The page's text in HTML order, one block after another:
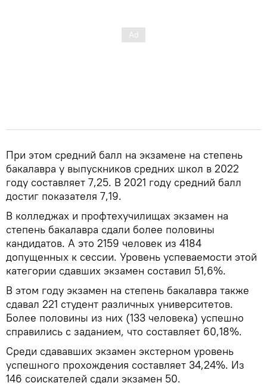
При этом средний балл на экзамене на степень
бакалавра у выпускников средних школ в 2022
году составляет 7,25. В 2021 году средний балл
достиг показателя 7,19.
В колледжах и профтехучилищах экзамен на
степень бакалавра сдали более половины
кандидатов. А это 2159 человек из 4184
допущенных к сессии. Уровень успеваемости этой
категории сдавших экзамен составил 51,6%.
В этом году экзамен на степень бакалавра также
сдавал 221 студент различных университетов.
Более половины из них (133 человека) успешно
справились с заданием, что составляет 60,18%.
Среди сдававших экзамен экстерном уровень
успешного прохождения составляет 34,24%. Из
146 соискателей сдали экзамен 50.